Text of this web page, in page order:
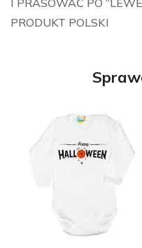
PRODUKT POLSKI